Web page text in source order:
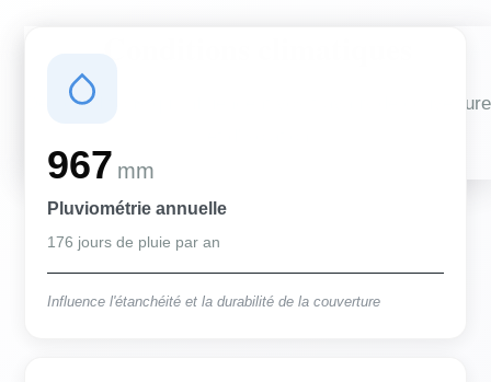
Des conditions qui influencent vos travaux de couverture
967 mm
Pluviométrie annuelle
176 jours de pluie par an
Influence l'étanchéité et la durabilité de la couverture